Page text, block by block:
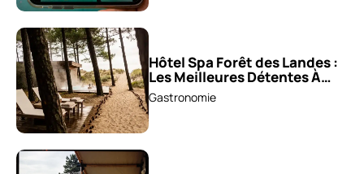
Hôtel Spa Forêt des Landes :
Les Meilleures Détentes À
Découvrir !
Gastronomie